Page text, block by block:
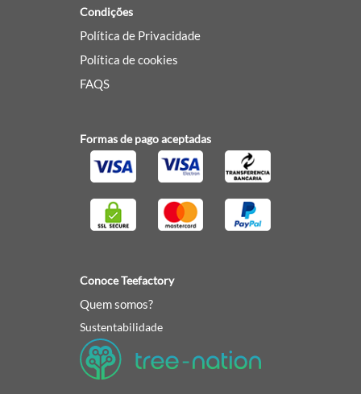
Condições
Política de Privacidade
Política de cookies
FAQS
Formas de pago aceptadas
Conoce Teefactory
Quem somos?
Sustentabilidade